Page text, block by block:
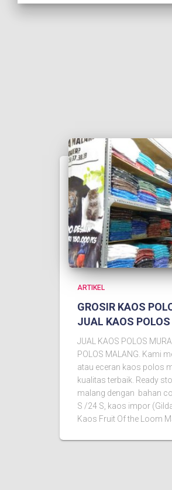
ARTIKEL
GROSIR KAOS
JUAL KAOS
JUAL KAOS POLOS
POLOS MALANG. Kami
atau eceran kaos polos
kualitas terbaik. Ready
malang dengan bahan
S /24 S, kaos impor
Kaos Fruit Of the Loom